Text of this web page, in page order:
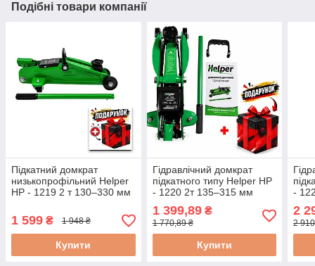
Подібні товари компанії
Підкатний домкрат
низькопрофільний Helper
HP - 1219 2 т 130–330 мм
шиномонтажу
1 599 ₴ 1 948 ₴
Купити
Гідравлічний домкрат
підкатного типу Helper HP
- 1220 2т 135–315 мм
підкатний для легкового
автомобіля
1 399,89₴
1 770,89 ₴
Купити
-
авто
2
2